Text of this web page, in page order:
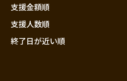
支援金額順
支援人数順
終了日が近い順